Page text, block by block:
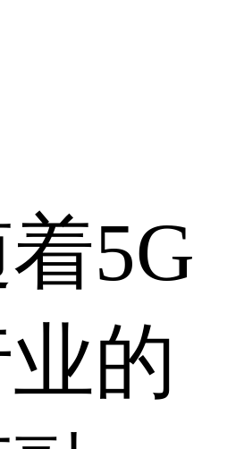
5G
的